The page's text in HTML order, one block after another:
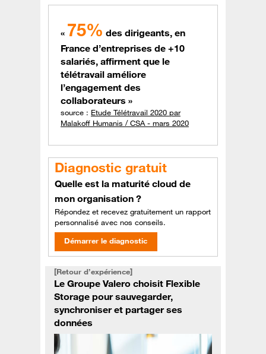
« 75% des dirigeants, en
France d’entreprises de +10
salariés, affirment que le
télétravail améliore
l’engagement des
collaborateurs »
source : Etude Télétravail 2020 par
Malakoff Humanis / CSA - mars 2020
Diagnostic gratuit
Quelle est la maturité cloud de
mon organisation ?
Répondez et recevez gratuitement un rapport
personnalisé avec nos conseils.
Démarrer le diagnostic
[Retour d’expérience]
Le Groupe Valero choisit Flexible
Storage pour sauvegarder,
synchroniser et partager ses
données